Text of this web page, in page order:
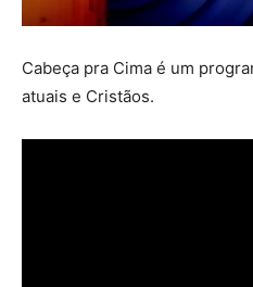
Cabeça pra Cima é um
atuais e Cristãos.